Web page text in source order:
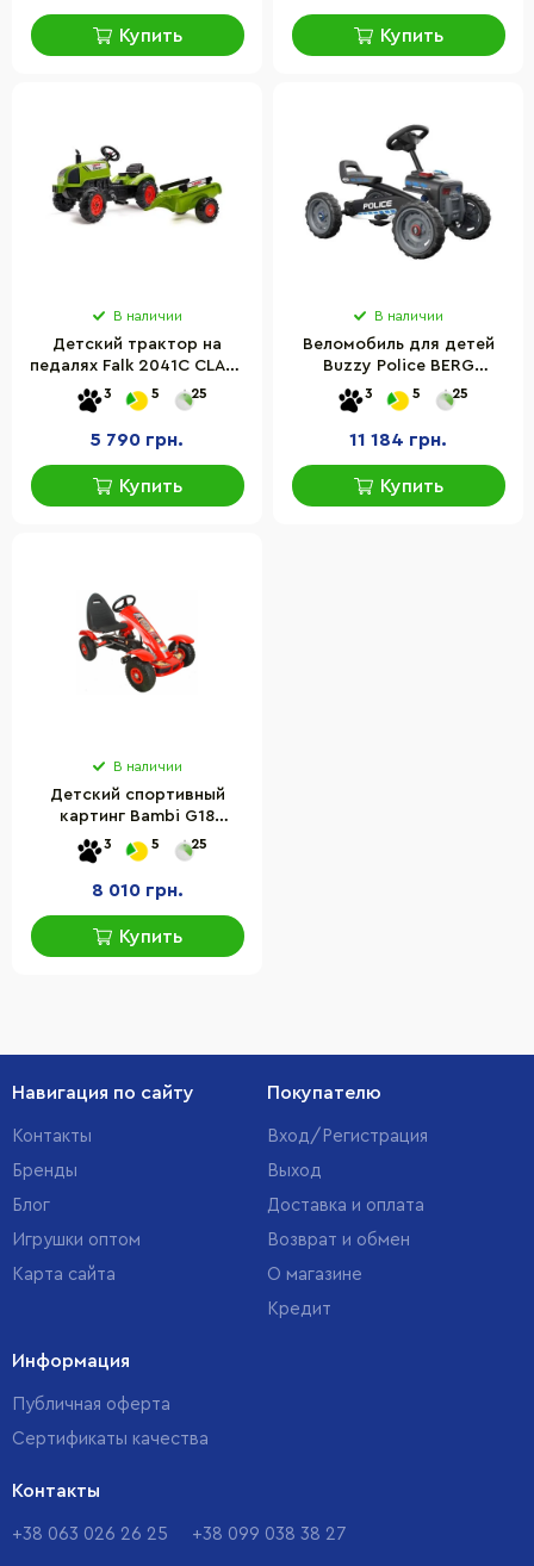
Купить Купить
В наличии
Детский трактор на
педалях Falk 2041C CLAAS
ARION с прицепом
3 5 25
5 790 грн.
Купить
В наличии
Веломобиль для детей
Buzzy Police BERG
24.30.22.00
3 5 25
11 184 грн.
Купить
В наличии
Детский спортивный
картинг Bambi G18
красный
3 5 25
8 010 грн.
Купить
Навигация по сайту
Контакты
Бренды
Блог
Игрушки оптом
Карта сайта
Покупателю
Вход/Регистрация
Выход
Доставка и оплата
Возврат и обмен
О магазине
Кредит
Информация
Публичная оферта
Сертификаты качества
Контакты
+38 063 026 26 25 +38 099 038 38 27